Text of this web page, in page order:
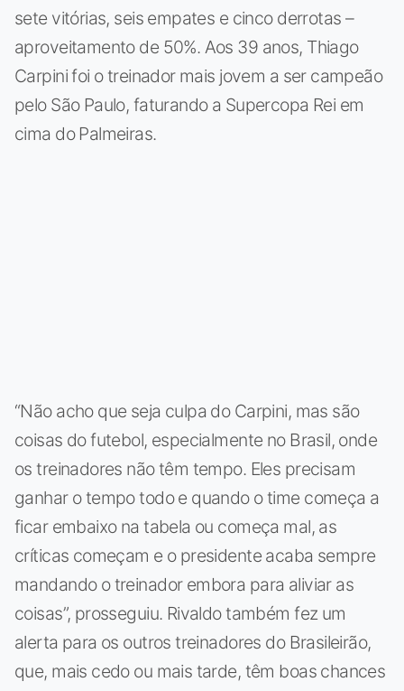
sete vitórias, seis empates e cinco derrotas –
aproveitamento de 50%. Aos 39 anos, Thiago
Carpini foi o treinador mais jovem a ser campeão
pelo São Paulo, faturando a Supercopa Rei em
cima do Palmeiras.
“Não acho que seja culpa do Carpini, mas são
coisas do futebol, especialmente no Brasil, onde
os treinadores não têm tempo. Eles precisam
ganhar o tempo todo e quando o time começa a
ficar embaixo na tabela ou começa mal, as
críticas começam e o presidente acaba sempre
mandando o treinador embora para aliviar as
coisas”, prosseguiu. Rivaldo também fez um
alerta para os outros treinadores do Brasileirão,
que, mais cedo ou mais tarde, têm boas chances